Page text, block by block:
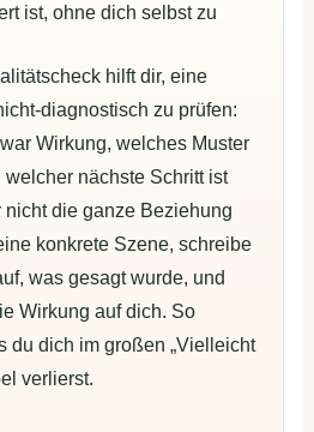
ist, ohne dich selbst zu
hilft dir, eine
diagnostisch zu prüfen:
Wirkung, welches Muster
nächste Schritt ist
die ganze Beziehung
konkrete Szene, schreibe
was gesagt wurde, und
Wirkung auf dich. So
du dich im großen „Vielleicht
verlierst.